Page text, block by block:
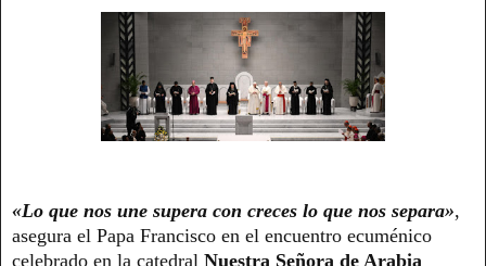
«Lo que nos une supera con creces lo que nos separa»,
asegura el Papa Francisco en el encuentro ecuménico
celebrado en la catedral Nuestra Señora de Arabia